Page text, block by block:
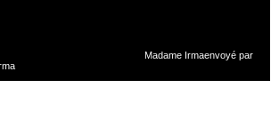
Madame Irmaenvoyé par